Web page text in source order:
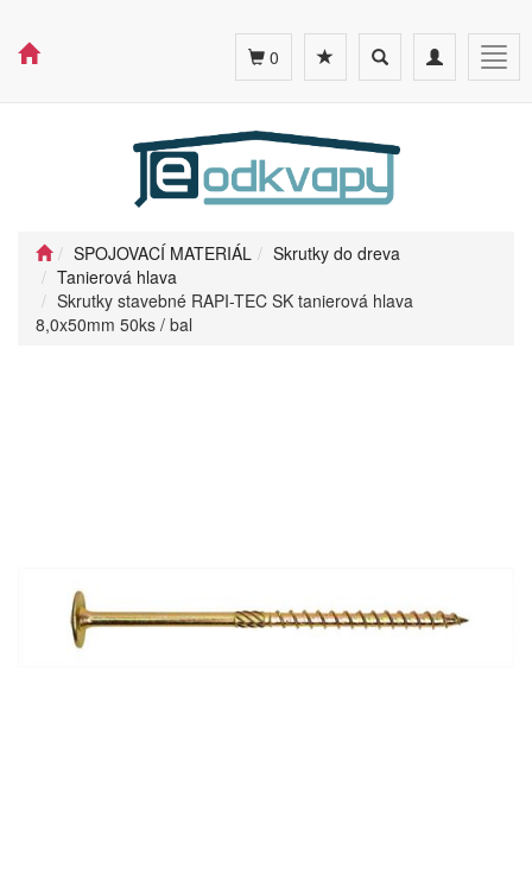
Toggle
navigation
Toggle
search
0
SPOJOVACÍ MATERIÁL
Skrutky do dreva
Tanierová hlava
Skrutky stavebné RAPI-TEC SK tanierová hlava
8,0x50mm 50ks / bal